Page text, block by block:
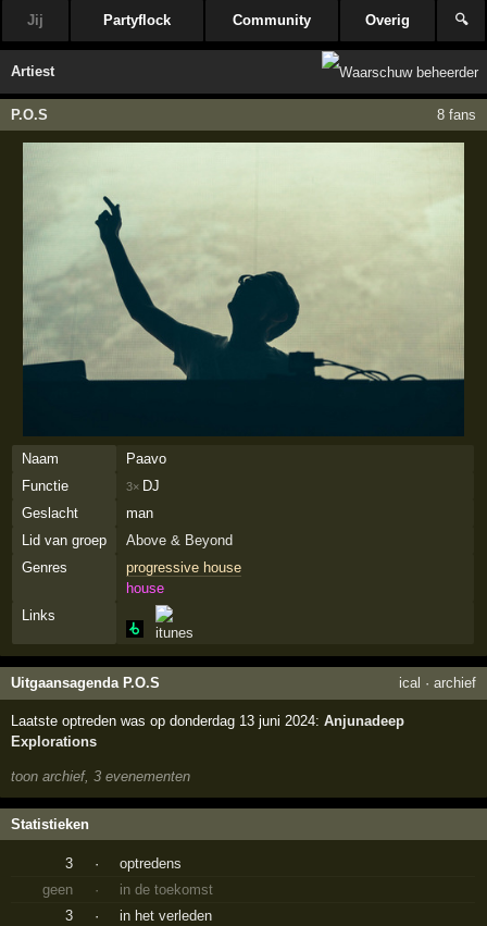
Jij Partyflock Community Overig 🔍
Artiest
P.O.S 8 fans
Naam
Paavo
Functie
3× DJ
Geslacht
man
Lid van groep
Above & Beyond
Genres
progressive house
house
Links
Uitgaansagenda P.O.S ical · archief
Laatste optreden was op donderdag 13 juni 2024:Anjunadeep
Explorations
toon archief, 3 evenementen
Statistieken
3 ·
optredens
geen
·
in de toekomst
3
·
in het verleden